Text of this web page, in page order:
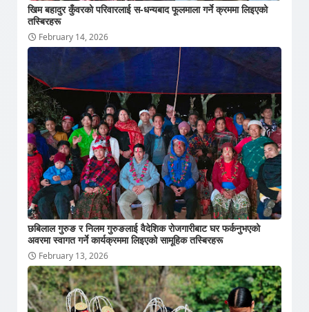
खिम बहादुर कुँवरको परिवारलाई स-धन्यबाद फूलमाला गर्ने क्रममा लिइएको
तस्बिरहरू
February 14, 2026
छबिलाल गुरुङ र निलम गुरुङलाई वैदेशिक रोजगारीबाट घर फर्कनुभएको
अवरमा स्वागत गर्ने कार्यक्रममा लिइएको सामूहिक तस्बिरहरू
February 13, 2026